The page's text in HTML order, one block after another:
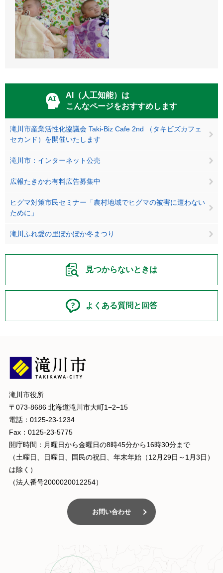
AI（人工知能）は
こんなページをおすすめします
滝川市産業活性化協議会 Taki-Biz Cafe 2nd （タキビズカフェ
セカンド）を開催いたします
滝川市：インターネット公売
広報たきかわ有料広告募集中
ヒグマ対策市民セミナー「農村地域でヒグマの被害に遭わない
ために」
滝川ふれ愛の里ぽかぽか冬まつり
見つからないときは
よくある質問と回答
滝川市役所
〒073-8686 北海道滝川市大町1−2−15
電話：0125-23-1234
Fax：0125-23-5775
開庁時間：月曜日から金曜日の8時45分から16時30分まで
（土曜日、日曜日、国民の祝日、年末年始（12月29日～1月3日）
は除く）
（法人番号2000020012254）
お問い合わせ